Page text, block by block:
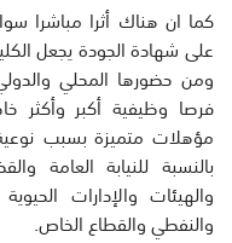
كما ان هناك أثرا مباشرا
على شهادة الجودة يجعل
ومن حضورها المحلي
فرصا وظيفية أكبر وأكثر
مؤهلات متميزة بسبب
بالنسبة للنيابة العامة
والهيئات والإدارات
والنفطي والقطاع الخاص.